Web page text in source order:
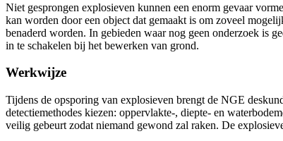
Niet gesprongen explosieven kunnen een enorm gevaar
kan worden door een object dat gemaakt is om zoveel
benaderd worden. In gebieden waar nog geen onderzoek is
in te schakelen bij het bewerken van grond.
Werkwijze
Tijdens de opsporing van explosieven brengt de NGE
detectiemethodes kiezen: oppervlakte-, diepte- en
veilig gebeurt zodat niemand gewond zal raken. De